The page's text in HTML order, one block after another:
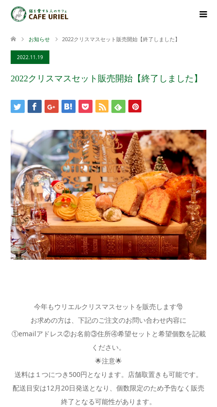
お知らせ 2022クリスマスセット販売開始【終了しました】
2022.11.19
2022クリスマスセット販売開始【終了しました】
今年もウリエルクリスマスセットを販売します🎅
お求めの方は、下記のご注文のお問い合わせ内容に
①emailアドレス②お名前③住所④希望セットと希望個数を記載
ください。
🌟注意🌟
送料は１つにつき500円となります。店舗取置きも可能です。
配送目安は12月20日発送となり、個数限定のため予告なく販売
終了となる可能性があります。